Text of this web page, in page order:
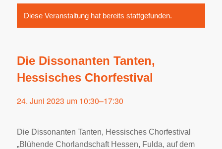
Diese Veranstaltung hat bereits stattgefunden.
Die Dissonanten Tanten,
Hessisches Chorfestival
24. Juni 2023 um 10:30–17:30
Die Dissonanten Tanten, Hessisches Chorfestival
„Blühende Chorlandschaft Hessen, Fulda, auf dem